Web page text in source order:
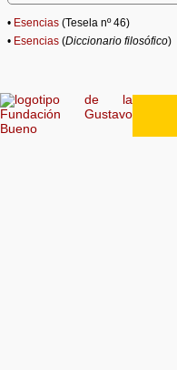
• Esencias (Tesela nº 46)
• Esencias (Diccionario filosófico)